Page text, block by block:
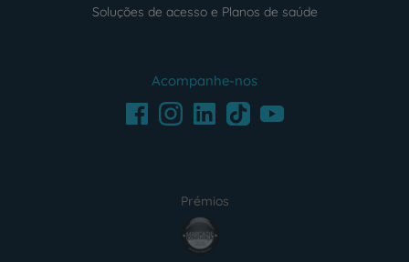
Soluções de acesso e Planos de saúde
Acompanhe-nos
FacebookInstagramLinkedInTikTokYoutube
Prémios
award4